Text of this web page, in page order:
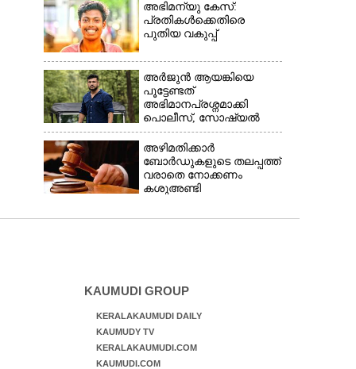
അഭിമന്യു കേസ്:
പ്രതികൾക്കെതിരെ
പുതിയ വകുപ്പ്
അർജുൻ ആയങ്കിയെ
പൂട്ടേണ്ടത്
അഭിമാനപ്രശ്നമാക്കി
പൊലീസ്, സാേഷ്യൽ
മീഡിയ ഉപയോഗിക്കുന്നത്
മറ്റൊരാളെന്ന് സംശയം
അഴിമതിക്കാർ
ബോർഡുകളുടെ തലപ്പത്ത്
വരാതെ നോക്കണം
കശുഅണ്ടി
ഹൈക്കോടതി
KAUMUDI GROUP
KERALAKAUMUDI DAILY
KAUMUDY TV
KERALAKAUMUDI.COM
KAUMUDI.COM